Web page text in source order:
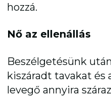
hozzá.
Nő az ellenállás
Beszélgetésünk
kiszáradt tavakat és
levegő annyira